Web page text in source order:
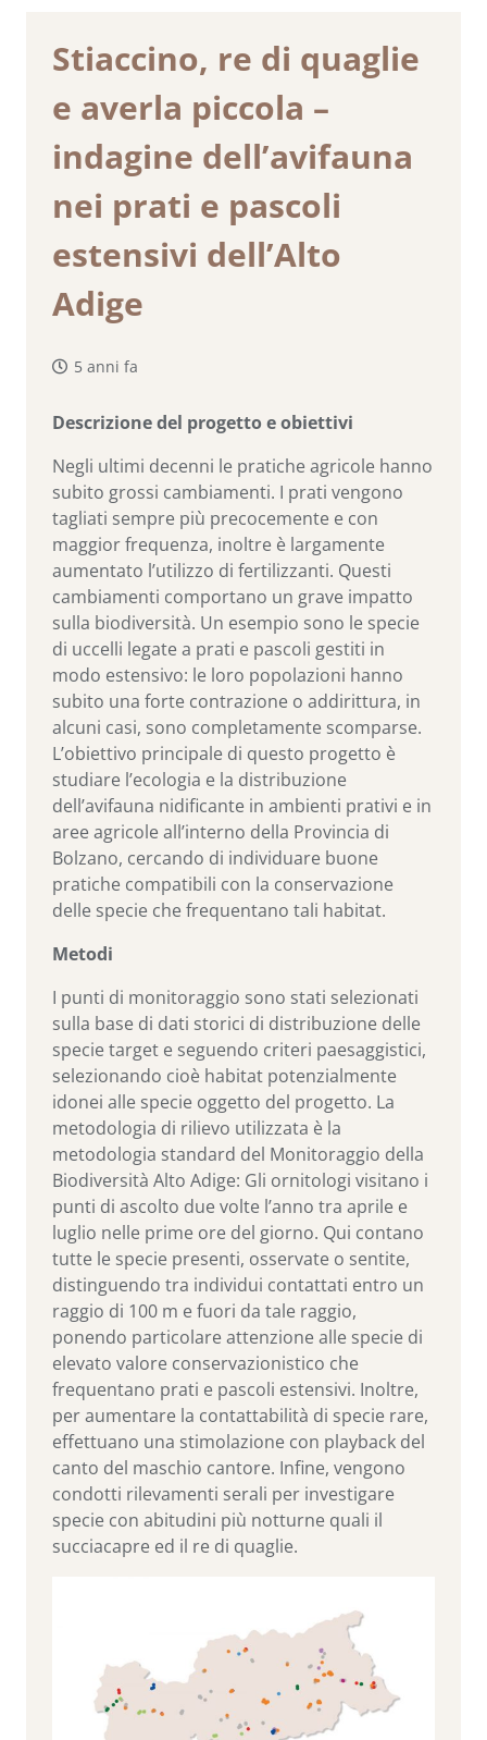
Stiaccino, re di quaglie
e averla piccola –
indagine dell’avifauna
nei prati e pascoli
estensivi dell’Alto
Adige
5 anni fa
Descrizione del progetto e obiettivi
Negli ultimi decenni le pratiche agricole hanno
subito grossi cambiamenti. I prati vengono
tagliati sempre più precocemente e con
maggior frequenza, inoltre è largamente
aumentato l’utilizzo di fertilizzanti. Questi
cambiamenti comportano un grave impatto
sulla biodiversità. Un esempio sono le specie
di uccelli legate a prati e pascoli gestiti in
modo estensivo: le loro popolazioni hanno
subito una forte contrazione o addirittura, in
alcuni casi, sono completamente scomparse.
L’obiettivo principale di questo progetto è
studiare l’ecologia e la distribuzione
dell’avifauna nidificante in ambienti prativi e in
aree agricole all’interno della Provincia di
Bolzano, cercando di individuare buone
pratiche compatibili con la conservazione
delle specie che frequentano tali habitat.
Metodi
I punti di monitoraggio sono stati selezionati
sulla base di dati storici di distribuzione delle
specie target e seguendo criteri paesaggistici,
selezionando cioè habitat potenzialmente
idonei alle specie oggetto del progetto. La
metodologia di rilievo utilizzata è la
metodologia standard del Monitoraggio della
Biodiversità Alto Adige: Gli ornitologi visitano i
punti di ascolto due volte l’anno tra aprile e
luglio nelle prime ore del giorno. Qui contano
tutte le specie presenti, osservate o sentite,
distinguendo tra individui contattati entro un
raggio di 100 m e fuori da tale raggio,
ponendo particolare attenzione alle specie di
elevato valore conservazionistico che
frequentano prati e pascoli estensivi. Inoltre,
per aumentare la contattabilità di specie rare,
effettuano una stimolazione con playback del
canto del maschio cantore. Infine, vengono
condotti rilevamenti serali per investigare
specie con abitudini più notturne quali il
succiacapre ed il re di quaglie.